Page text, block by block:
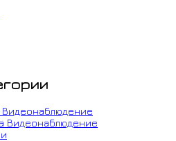
Видеонаблюдение